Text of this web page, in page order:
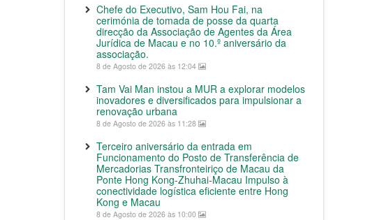
Chefe do Executivo, Sam Hou Fai, na
cerimónia de tomada de posse da quarta
direcção da Associação de Agentes da Área
Jurídica de Macau e no 10.º aniversário da
associação.
8 de Agosto de 2026 às 12:04
Tam Vai Man instou a MUR a explorar modelos
inovadores e diversificados para impulsionar a
renovação urbana
8 de Agosto de 2026 às 11:28
Terceiro aniversário da entrada em
Funcionamento do Posto de Transferência de
Mercadorias Transfronteiriço de Macau da
Ponte Hong Kong-Zhuhai-Macau Impulso à
conectividade logística eficiente entre Hong
Kong e Macau
8 de Agosto de 2026 às 10:00